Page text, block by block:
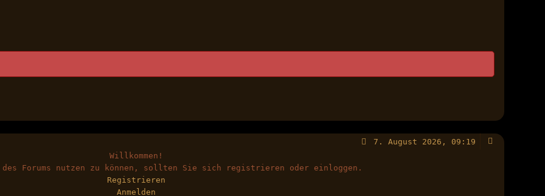
7. August 2026, 09:19
Willkommen!
des Forums nutzen zu können, sollten Sie sich registrieren oder einloggen.
Registrieren
Anmelden